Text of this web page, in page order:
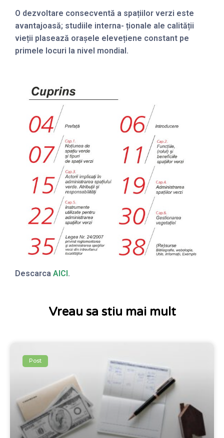
O dezvoltare consecventă a spațiilor verzi este
avantajoasă; studiile interna- ționale ale calității
vieții plasează orașele elevețiene constant pe
primele locuri la nivel mondial.
Descarca AICI.
Vreau sa stiu mai mult
Post